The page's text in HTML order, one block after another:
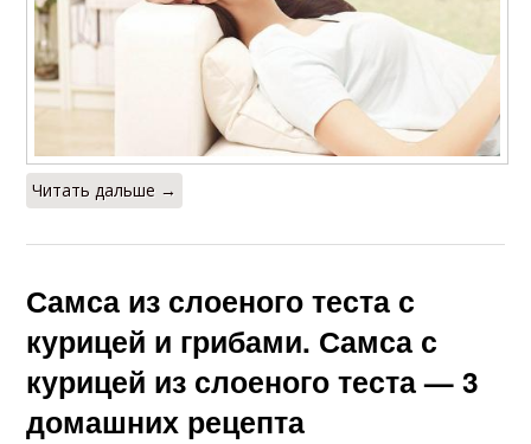
Читать дальше →
Самса из слоеного теста с
курицей и грибами. Самса с
курицей из слоеного теста — 3
домашних рецепта